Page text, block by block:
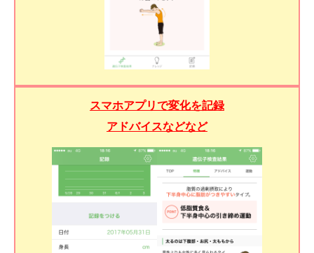
スマホアプリで変化を記録
アドバイスなどなど